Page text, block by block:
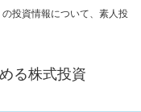
投資情報について、素人投
る株式投資